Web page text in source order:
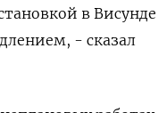
в Висунде
- сказал